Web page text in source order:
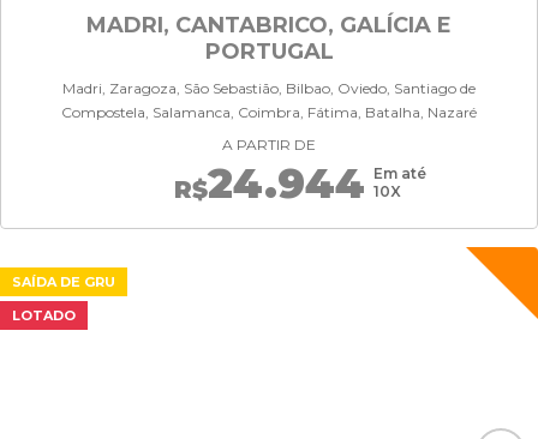
MADRI, CANTABRICO, GALÍCIA E
PORTUGAL
Madri, Zaragoza, São Sebastião, Bilbao, Oviedo, Santiago de
Compostela, Salamanca, Coimbra, Fátima, Batalha, Nazaré
A PARTIR DE
R$24.944 Em até
10X
SAÍDA DE GRU
LOTADO